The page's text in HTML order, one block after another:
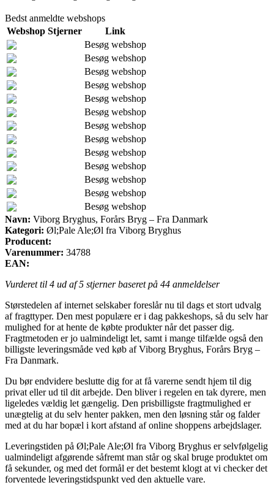
Bedst anmeldte webshops
Webshop Stjerner
Link
Besøg webshop
Besøg webshop
Besøg webshop
Besøg webshop
Besøg webshop
Besøg webshop
Besøg webshop
Besøg webshop
Besøg webshop
Besøg webshop
Besøg webshop
Besøg webshop
Besøg webshop
Navn: Viborg Bryghus, Forårs Bryg – Fra Danmark
Kategori: Øl;Pale Ale;Øl fra Viborg Bryghus
Producent:
Varenummer: 34788
EAN:
Vurderet til 4 ud af 5 stjerner baseret på 44 anmeldelser
Størstedelen af internet selskaber foreslår nu til dags et stort udvalg
af fragttyper. Den mest populære er i dag pakkeshops, så du selv har
mulighed for at hente de købte produkter når det passer dig.
Fragtmetoden er jo ualmindeligt let, samt i mange tilfælde også den
billigste leveringsmåde ved køb af Viborg Bryghus, Forårs Bryg –
Fra Danmark.
Du bør endvidere beslutte dig for at få varerne sendt hjem til dig
privat eller ud til dit arbejde. Den bliver i regelen en tak dyrere, men
ligeledes vældig let gængelig. Den prisbilligste fragtmulighed er
unægtelig at du selv henter pakken, men den løsning står og falder
med at du har bopæl i kort afstand af online shoppens arbejdslager.
Leveringstiden på Øl;Pale Ale;Øl fra Viborg Bryghus er selvfølgelig
ualmindeligt afgørende såfremt man står og skal bruge produktet om
få sekunder, og med det formål er det bestemt klogt at vi checker det
forventede leveringstidspunkt ved den aktuelle vare.